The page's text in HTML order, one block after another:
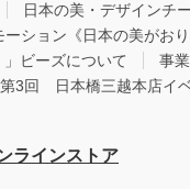
日本の美・デザインチ
ション《日本の美がお
ビーズについて
事
3回 日本橋三越本店イ
ラインストア